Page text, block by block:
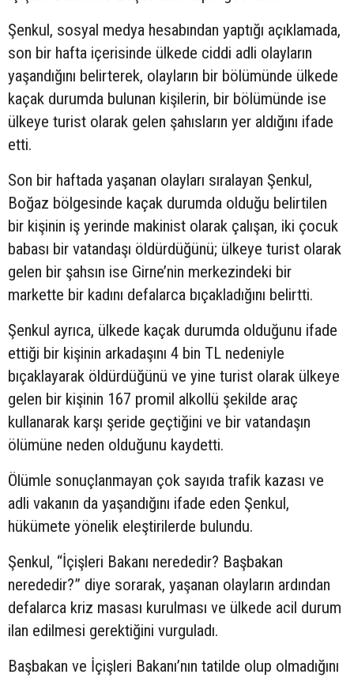
Şenkul, sosyal medya hesabından yaptığı açıklamada,
son bir hafta içerisinde ülkede ciddi adli olayların
yaşandığını belirterek, olayların bir bölümünde ülkede
kaçak durumda bulunan kişilerin, bir bölümünde ise
ülkeye turist olarak gelen şahısların yer aldığını ifade
etti.
Son bir haftada yaşanan olayları sıralayan Şenkul,
Boğaz bölgesinde kaçak durumda olduğu belirtilen
bir kişinin iş yerinde makinist olarak çalışan, iki çocuk
babası bir vatandaşı öldürdüğünü; ülkeye turist olarak
gelen bir şahsın ise Girne’nin merkezindeki bir
markette bir kadını defalarca bıçakladığını belirtti.
Şenkul ayrıca, ülkede kaçak durumda olduğunu ifade
ettiği bir kişinin arkadaşını 4 bin TL nedeniyle
bıçaklayarak öldürdüğünü ve yine turist olarak ülkeye
gelen bir kişinin 167 promil alkollü şekilde araç
kullanarak karşı şeride geçtiğini ve bir vatandaşın
ölümüne neden olduğunu kaydetti.
Ölümle sonuçlanmayan çok sayıda trafik kazası ve
adli vakanın da yaşandığını ifade eden Şenkul,
hükümete yönelik eleştirilerde bulundu.
Şenkul, “İçişleri Bakanı nerededir? Başbakan
nerededir?” diye sorarak, yaşanan olayların ardından
defalarca kriz masası kurulması ve ülkede acil durum
ilan edilmesi gerektiğini vurguladı.
Başbakan ve İçişleri Bakanı’nın tatilde olup olmadığını